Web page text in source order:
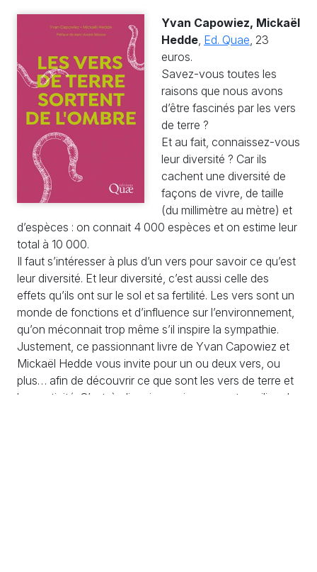
Yvan Capowiez, Mickaël
Hedde, Ed. Quae, 23
euros.
Savez-vous toutes les
raisons que nous avons
d’être fascinés par les vers
de terre ?
Et au fait, connaissez-vous
leur diversité ? Car ils
cachent une diversité de
façons de vivre, de taille
(du millimètre au mètre) et
d’espèces : on connait 4 000 espèces et on estime leur
total à 10 000.
Il faut s’intéresser à plus d’un vers pour savoir ce qu’est
leur diversité. Et leur diversité, c’est aussi celle des
effets qu’ils ont sur le sol et sa fertilité. Les vers sont un
monde de fonctions et d’influence sur l’environnement,
qu’on méconnait trop même s’il inspire la sympathie.
Justement, ce passionnant livre de Yvan Capowiez et
Mickaël Hedde vous invite pour un ou deux vers, ou
plus… afin de découvrir ce que sont les vers de terre et
leur activité. C’est-à-dire, rien moins que votre milieu de